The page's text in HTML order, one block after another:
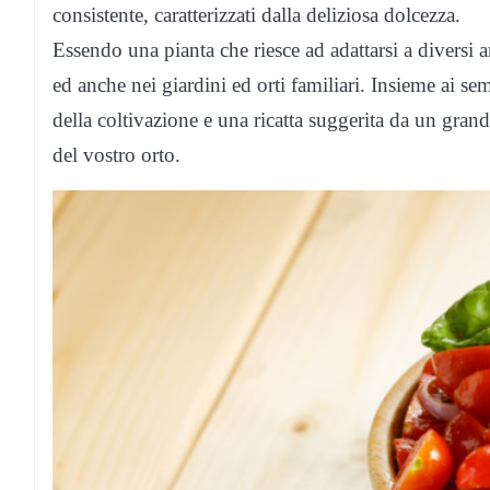
consistente, caratterizzati dalla deliziosa dolcezza.
Essendo una pianta che riesce ad adattarsi a
ed anche nei giardini ed orti familiari. Insieme ai
della coltivazione e una ricatta suggerita da un
del vostro orto.